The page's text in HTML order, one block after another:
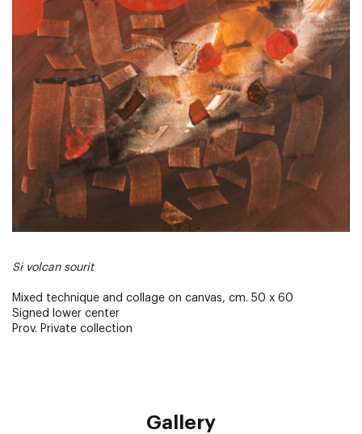
Si volcan sourit
Mixed technique and collage on canvas, cm. 50 x 60
Signed lower center
Prov. Private collection
Gallery